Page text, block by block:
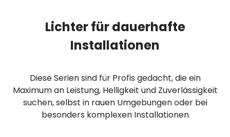
Lichter für dauerhafte
Installationen
Diese Serien sind für Profis gedacht, die ein
Maximum an Leistung, Helligkeit und Zuverlässigkeit
suchen, selbst in rauen Umgebungen oder bei
besonders komplexen Installationen